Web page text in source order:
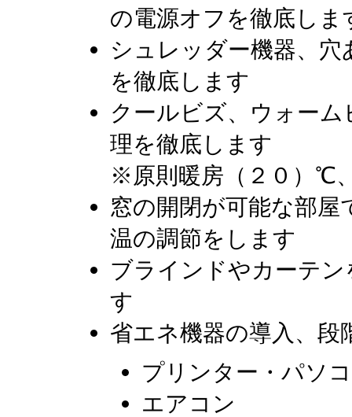
の電源オフを徹底しま
シュレッダー機器、
を徹底します
クールビズ、ウォー
理を徹底します
※原則暖房（２０）℃
窓の開閉が可能な部
温の調節をします
ブラインドやカーテ
す
省エネ機器の導入、段
プリンター・パソ
エアコン